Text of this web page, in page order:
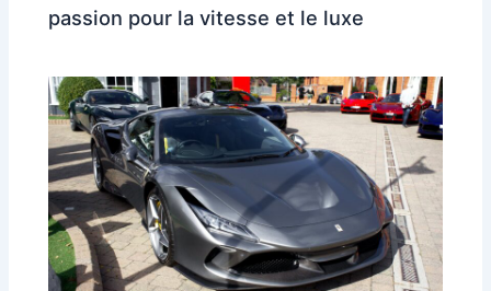
passion pour la vitesse et le luxe